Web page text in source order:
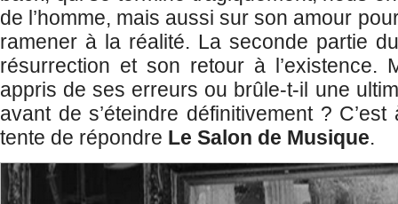
de l’homme, mais aussi sur son amour
ramener à la réalité. La seconde partie
résurrection et son retour à l’existence.
appris de ses erreurs ou brûle-t-il une
avant de s’éteindre définitivement ?
tente de répondre Le Salon de Musique.